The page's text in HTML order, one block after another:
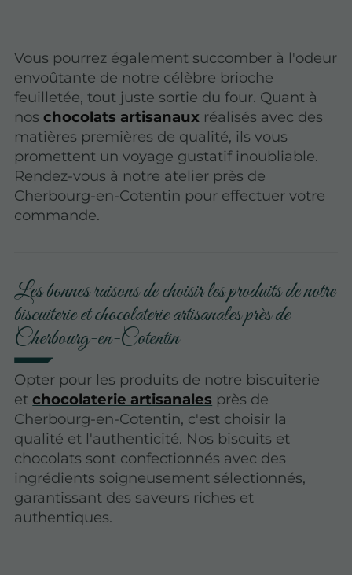
Vous pourrez également succomber à l'odeur
envoûtante de notre célèbre brioche
feuilletée, tout juste sortie du four. Quant à
noschocolats artisanaux réalisés avec des
matières premières de qualité, ils vous
promettent un voyage gustatif inoubliable.
Rendez-vous à notre atelier près de
Cherbourg-en-Cotentin pour effectuer votre
commande.
Les bonnes raisons de choisir les produits de notre
biscuiterie et chocolaterie artisanales près de
Cherbourg-en-Cotentin
Opter pour les produits de notre biscuiterie
etchocolaterie artisanales près de
Cherbourg-en-Cotentin, c'est choisir la
qualité et l'authenticité. Nos biscuits et
chocolats sont confectionnés avec des
ingrédients soigneusement sélectionnés,
garantissant des saveurs riches et
authentiques.